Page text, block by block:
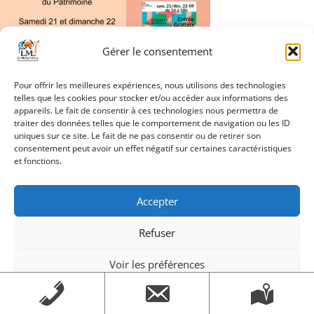
Gérer le consentement
Pour offrir les meilleures expériences, nous utilisons des technologies
telles que les cookies pour stocker et/ou accéder aux informations des
appareils. Le fait de consentir à ces technologies nous permettra de
traiter des données telles que le comportement de navigation ou les ID
uniques sur ce site. Le fait de ne pas consentir ou de retirer son
consentement peut avoir un effet négatif sur certaines caractéristiques
et fonctions.
Accepter
Refuser
Voir les préférences
Mentions légalesMentions légales
Navigation
de
l’article
Slider_JournéesDuPatrimoine_2024
Création Androme Informatique
réservés.|Mentions légales